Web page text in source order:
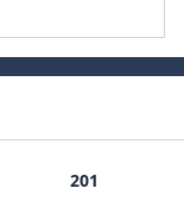
201